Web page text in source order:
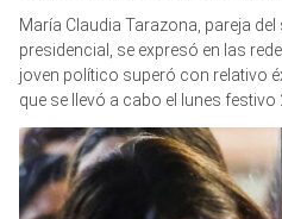
María Claudia Tarazona, pareja
presidencial, se expresó en las
joven político superó con relativo
que se llevó a cabo el lunes festivo